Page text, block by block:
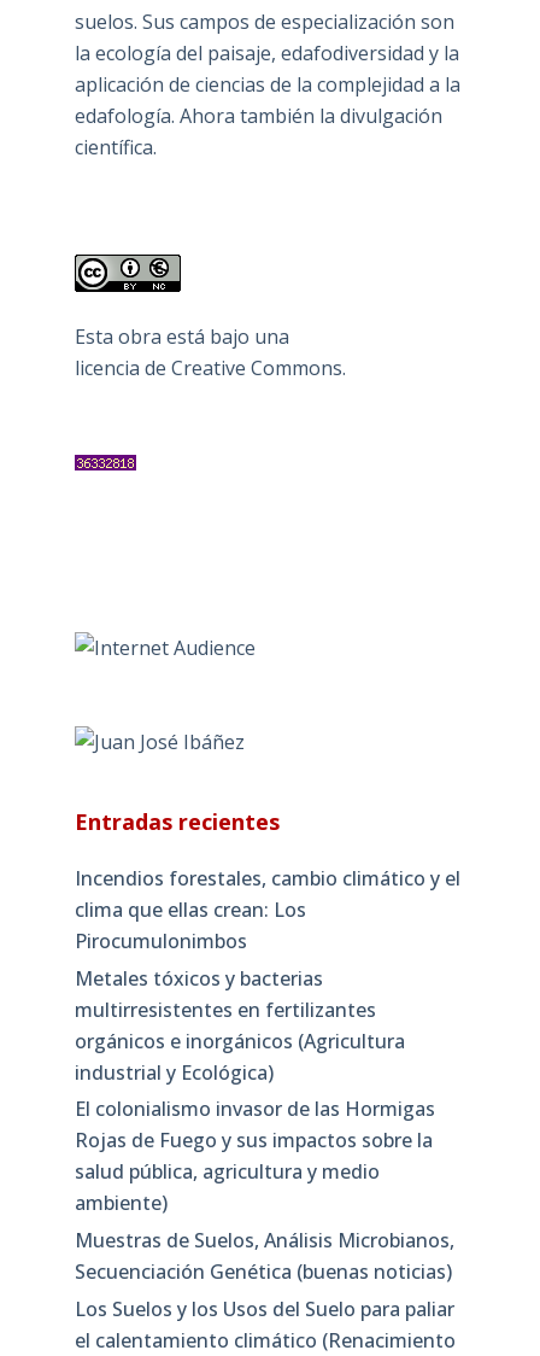
suelos. Sus campos de especialización son
la ecología del paisaje, edafodiversidad y la
aplicación de ciencias de la complejidad a la
edafología. Ahora también la divulgación
científica.
Esta obra está bajo una
licencia de Creative Commons.
Entradas recientes
Incendios forestales, cambio climático y el
clima que ellas crean: Los
Pirocumulonimbos
Metales tóxicos y bacterias
multirresistentes en fertilizantes
orgánicos e inorgánicos (Agricultura
industrial y Ecológica)
El colonialismo invasor de las Hormigas
Rojas de Fuego y sus impactos sobre la
salud pública, agricultura y medio
ambiente)
Muestras de Suelos, Análisis Microbianos,
Secuenciación Genética (buenas noticias)
Los Suelos y los Usos del Suelo para paliar
el calentamiento climático (Renacimiento